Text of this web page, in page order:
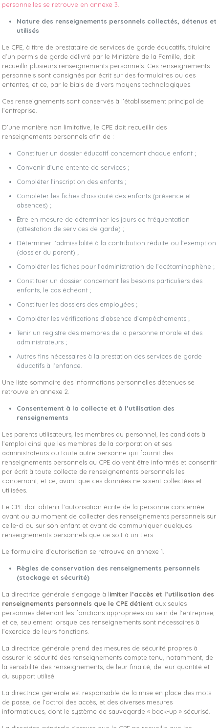
personnelles se retrouve en annexe 3.
Nature des renseignements personnels collectés, détenus et
utilisés
Le CPE, à titre de prestataire de services de garde éducatifs, titulaire
d’un permis de garde délivré par le Ministère de la Famille, doit
recueillir plusieurs renseignements personnels. Ces renseignements
personnels sont consignés par écrit sur des formulaires ou des
ententes, et ce, par le biais de divers moyens technologiques.
Ces renseignements sont conservés à l’établissement principal de
l’entreprise.
D’une manière non limitative, le CPE doit recueillir des
renseignements personnels afin de :
Constituer un dossier éducatif concernant chaque enfant ;
Convenir d’une entente de services ;
Compléter l’inscription des enfants ;
Compléter les fiches d’assiduité des enfants (présence et
absences) ;
Être en mesure de déterminer les jours de fréquentation
(attestation de services de garde) ;
Déterminer l’admissibilité à la contribution réduite ou l’exemption
(dossier du parent) ;
Compléter les fiches pour l’administration de l’acétaminophène ;
Constituer un dossier concernant les besoins particuliers des
enfants, le cas échéant ;
Constituer les dossiers des employées ;
Compléter les vérifications d’absence d’empêchements ;
Tenir un registre des membres de la personne morale et des
administrateurs ;
Autres fins nécessaires à la prestation des services de garde
éducatifs à l’enfance.
Une liste sommaire des informations personnelles détenues se
retrouve en annexe 2.
Consentement à la collecte et à l’utilisation des
renseignements
Les parents utilisateurs, les membres du personnel, les candidats à
l’emploi ainsi que les membres de la corporation et ses
administrateurs ou toute autre personne qui fournit des
renseignements personnels au CPE doivent être informés et consentir
par écrit à toute collecte de renseignements personnels les
concernant, et ce, avant que ces données ne soient collectées et
utilisées.
Le CPE doit obtenir l’autorisation écrite de la personne concernée
avant ou au moment de collecter des renseignements personnels sur
celle-ci ou sur son enfant et avant de communiquer quelques
renseignements personnels que ce soit à un tiers.
Le formulaire d’autorisation se retrouve en annexe 1.
Règles de conservation des renseignements personnels
(stockage et sécurité)
La directrice générale s’engage à limiter l’accès et l’utilisation des
renseignements personnels que le CPE détient aux seules
personnes détenant les fonctions appropriées au sein de l’entreprise,
et ce, seulement lorsque ces renseignements sont nécessaires à
l’exercice de leurs fonctions.
La directrice générale prend des mesures de sécurité propres à
assurer la sécurité des renseignements compte tenu, notamment, de
la sensibilité des renseignements, de leur finalité, de leur quantité et
du support utilisé.
La directrice générale est responsable de la mise en place des mots
de passe, de l’octroi des accès, et des diverses mesures
informatiques, dont le système de sauvegarde « back-up » sécurisé.